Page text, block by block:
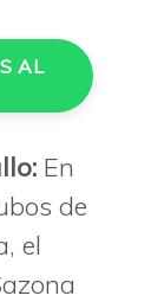
AL
En
de
el